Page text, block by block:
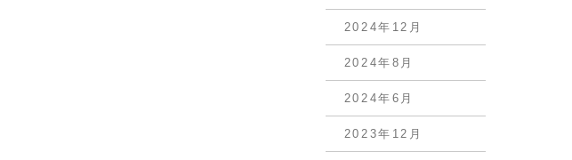
2024年12月
2024年8月
2024年6月
2023年12月